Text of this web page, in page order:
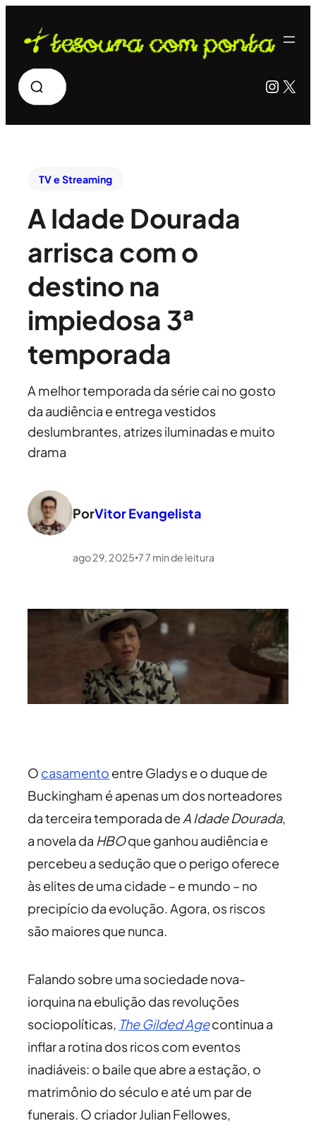
Pesquisar X
TV e Streaming
A Idade Dourada
arrisca com o
destino na
impiedosa 3ª
temporada
A melhor temporada da série cai no gosto
da audiência e entrega vestidos
deslumbrantes, atrizes iluminadas e muito
drama
PorVitor Evangelista
ago 29, 2025 •77 min de leitura
O casamento entre Gladys e o duque de
Buckingham é apenas um dos norteadores
da terceira temporada deA Idade Dourada,
a novela da HBOque ganhou audiência e
percebeu a sedução que o perigo oferece
às elites de uma cidade – e mundo – no
precipício da evolução. Agora, os riscos
são maiores que nunca.
Falando sobre uma sociedade nova-
iorquina na ebulição das revoluções
sociopolíticas, The Gilded Agecontinua a
inflar a rotina dos ricos com eventos
inadiáveis: o baile que abre a estação, o
matrimônio do século e até um par de
funerais. O criador Julian Fellowes,